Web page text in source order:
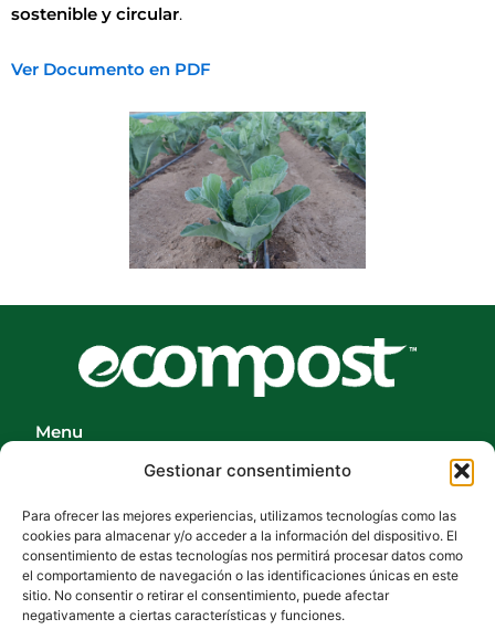
Gestionar consentimiento
Para ofrecer las mejores experiencias, utilizamos tecnologías como las
cookies para almacenar y/o acceder a la información del dispositivo. El
consentimiento de estas tecnologías nos permitirá procesar datos como
el comportamiento de navegación o las identificaciones únicas en este
sitio. No consentir o retirar el consentimiento, puede afectar
negativamente a ciertas características y funciones.
sostenible y circular.
Ver Documento en PDF
Menu
Productos
Casos de éxito
Contacto